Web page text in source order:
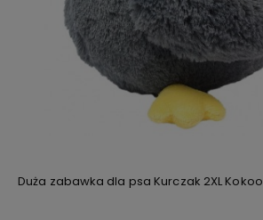
Duża zabawka dla psa Kurczak 2XL Kokoo